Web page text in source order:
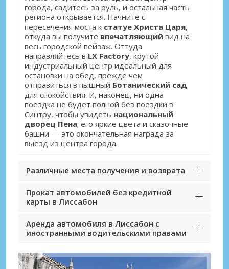
города, садитесь за руль, и остальная часть
региона открывается. Начните с
пересечения моста к статуе Христа Царя,
откуда вы получите впечатляющий вид на
весь городской пейзаж. Оттуда
направляйтесь в LX Factory, крутой
индустриальный центр идеальный для
остановки на обед, прежде чем
отправиться в пышный Ботанический сад
для спокойствия. И, наконец, ни одна
поездка не будет полной без поездки в
Синтру, чтобы увидеть национальный
дворец Пена; его яркие цвета и сказочные
башни — это окончательная награда за
выезд из центра города.
Различные места получения и возврата
Прокат автомобилей без кредитной
карты в Лиссабон
Аренда автомобиля в Лиссабон с
иностранными водительскими правами